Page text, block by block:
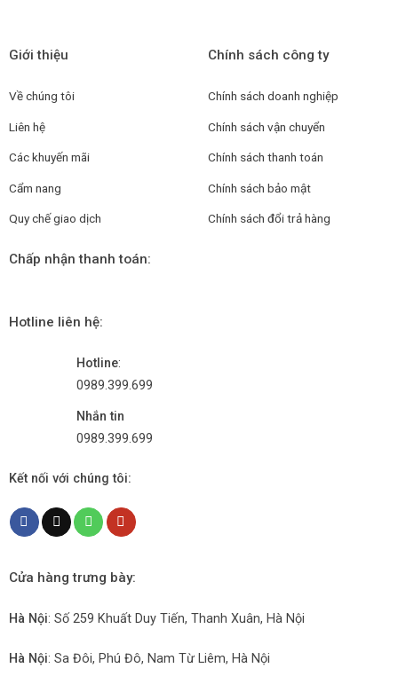
Giới thiệu
Về chúng tôi
Liên hệ
Các khuyến mãi
Cẩm nang
Quy chế giao dịch
Chấp nhận thanh toán:
Chính sách công ty
Chính sách doanh nghiệp
Chính sách vận chuyển
Chính sách thanh toán
Chính sách bảo mật
Chính sách đổi trả hàng
Hotline liên hệ:
Hotline:
0989.399.699
Nhắn tin
0989.399.699
Kết nối với chúng tôi:
Cửa hàng trưng bày:
Hà Nội: Số 259 Khuất Duy Tiến, Thanh Xuân, Hà Nội
Hà Nội: Sa Đôi, Phú Đô, Nam Từ Liêm, Hà Nội